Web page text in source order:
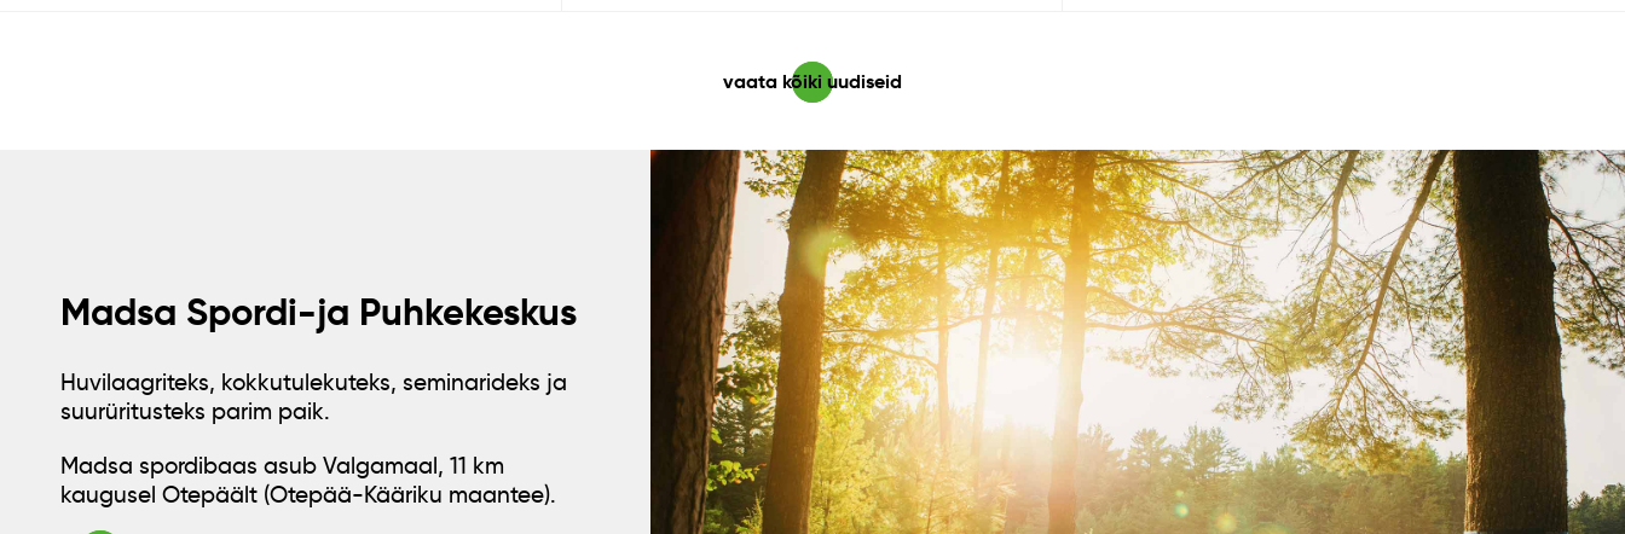
vaata kõiki uudiseid
Madsa Spordi-ja Puhkekeskus
Huvilaagriteks, kokkutulekuteks, seminarideks ja
suurüritusteks parim paik.
Madsa spordibaas asub Valgamaal, 11 km
kaugusel Otepäält (Otepää-Kääriku maantee).